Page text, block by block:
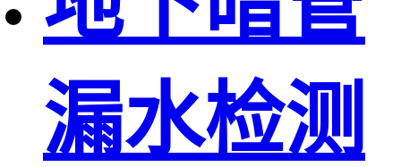
漏水检测